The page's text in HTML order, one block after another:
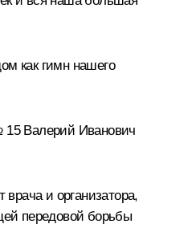
как гимн нашего
15 Валерий Иванович
и организатора,
передовой борьбы